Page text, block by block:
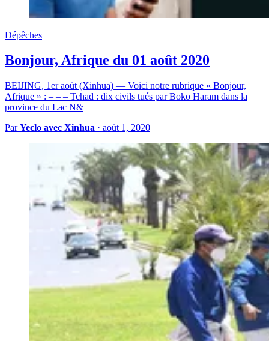
Dépêches
Bonjour, Afrique du 01 août 2020
BEIJING, 1er août (Xinhua) — Voici notre rubrique « Bonjour,
Afrique » : – – – Tchad : dix civils tués par Boko Haram dans la
province du Lac N&
ParYeclo avec Xinhua · août 1, 2020